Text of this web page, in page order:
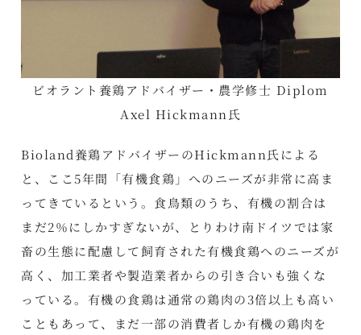
ビオラント養鶏アドバイザー・農学修士 Diplom
Axel Hickmann氏
Bioland養鶏アドバイザーのHickmann氏による
と、ここ5年間「有機食鶏」へのニーズが非常に高ま
ってきているという。食鳥類のうち、有機の割合は
まだ2％にしかすぎないが、とりわけ南ドイツでは家
畜の生態に配慮して飼育された有機食鶏へのニーズが
高く、加工業者や製造業者からの引き合いも強くな
っている。有機の食鶏は通常の鶏肉の3倍以上も高い
こともあって、まだ一部の消費者しか有機の鶏肉を